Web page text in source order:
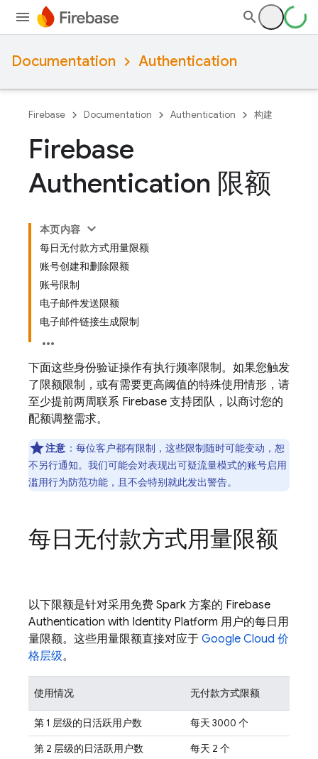
Documentation Authentication
Firebase Documentation Authentication 构建
Firebase
Authentication 限额
本页内容
每日无付款方式用量限额
账号创建和删除限额
账号限制
电子邮件发送限额
电子邮件链接生成限制
下面这些身份验证操作有执行频率限制。如果您触发
了限额限制，或有需要更高阈值的特殊使用情形，请
至少提前两周联系 Firebase 支持团队，以商讨您的
配额调整需求。
注意 ：每位客户都有限制，这些限制随时可能变动，恕
不另行通知。我们可能会对表现出可疑流量模式的账号启用
滥用行为防范功能，且不会特别就此发出警告。
每日无付款方式用量限额
以下限额是针对采用免费 Spark 方案的 Firebase
Authentication with Identity Platform 用户的每日用
量限额。这些用量限额直接对应于 Google Cloud 价
格层级。
使用情况 无付款方式限额
第 1 层级的日活跃用户数
每天 3000 个
第 2 层级的日活跃用户数
每天 2 个